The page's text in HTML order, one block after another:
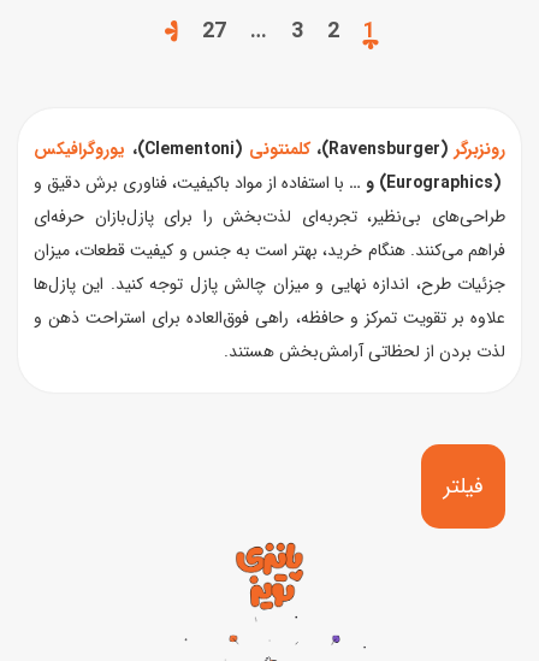
فیلتر
1
2
3
…
27
رونزبرگر (Ravensburger)، کلمنتونی (Clementoni)،
یوروگرافیکس
(Eurographics) و …
با استفاده از مواد باکیفیت، فناوری برش دقیق و
طراحی‌های بی‌نظیر، تجربه‌ای لذت‌بخش را برای پازل‌بازان حرفه‌ای
فراهم می‌کنند. هنگام خرید، بهتر است به جنس و کیفیت قطعات، میزان
جزئیات طرح، اندازه نهایی و میزان چالش پازل توجه کنید. این پازل‌ها
علاوه بر تقویت تمرکز و حافظه، راهی فوق‌العاده برای استراحت ذهن و
لذت بردن از لحظاتی آرامش‌بخش هستند.